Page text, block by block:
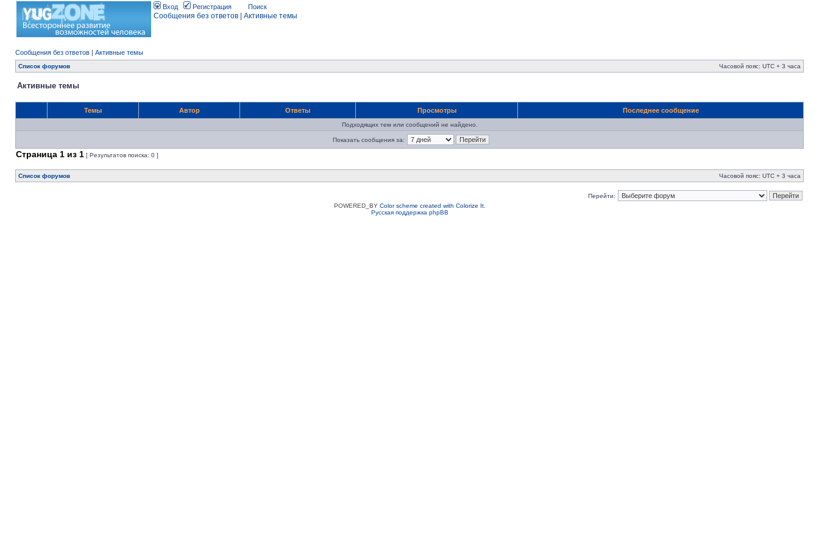
Вход Регистрация Поиск
Сообщения без ответов Активные темы
Сообщения без ответов | Активные темы
Список форумов Часовой пояс: UTC + 3 часа
Активные темы
Темы Автор Ответы Просмотры Последнее сообщение
Подходящих тем или сообщений не найдено.
Показать сообщения за:
Страница 1 из 1 [ Результатов поиска: 0 ]
Список форумов Часовой пояс: UTC + 3 часа
Перейти:
POWERED_BY Color scheme created with Colorize It.
Русская поддержка phpBB